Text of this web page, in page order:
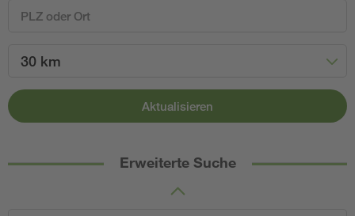
30 km
Aktualisieren
Erweiterte Suche